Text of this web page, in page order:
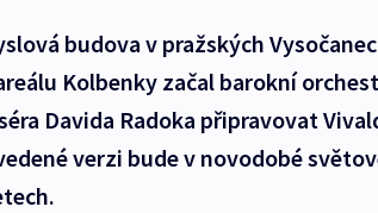
budova v pražských
Kolbenky začal barokní
Davida Radoka připravovat
verzi bude v novodobé